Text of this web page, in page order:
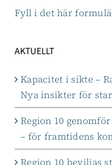
Fyll i det här
AKTUELLT
Kapacitet i sikte –
Nya insikter för
Region 10
– för framtidens
Region 10 beviljas